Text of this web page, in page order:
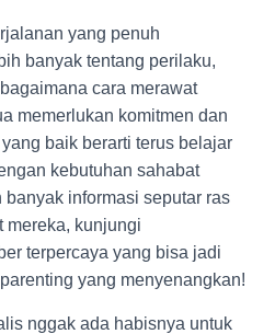
yang penuh
banyak tentang perilaku,
cara merawat
memerlukan komitmen dan
yang baik berarti terus belajar
kebutuhan sahabat
informasi seputar ras
mereka, kunjungi
terpercaya yang bisa jadi
yang menyenangkan!
nggak ada habisnya untuk